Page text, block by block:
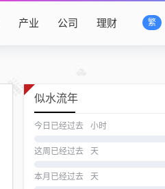
繁
产业 公司 理财
似水流年
今日已经过去 小时
这周已经过去 天
本月已经过去 天